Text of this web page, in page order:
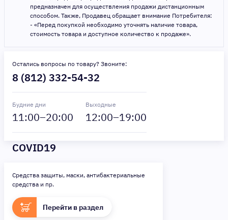
предназначен для осуществления продажи дистанционным
способом. Также, Продавец обращает внимание Потребителя:
- «Перед покупкой необходимо уточнять наличие товара,
стоимость товара и доступное количество к продаже».
Остались вопросы по товару? Звоните:
8 (812) 332-54-32
Будние дни
11:00–20:00
Выходные
12:00–19:00
COVID19
Средства защиты, маски, антибактериальные
средства и пр.
Перейти в раздел